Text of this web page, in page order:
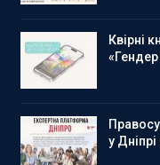
Квірні
у